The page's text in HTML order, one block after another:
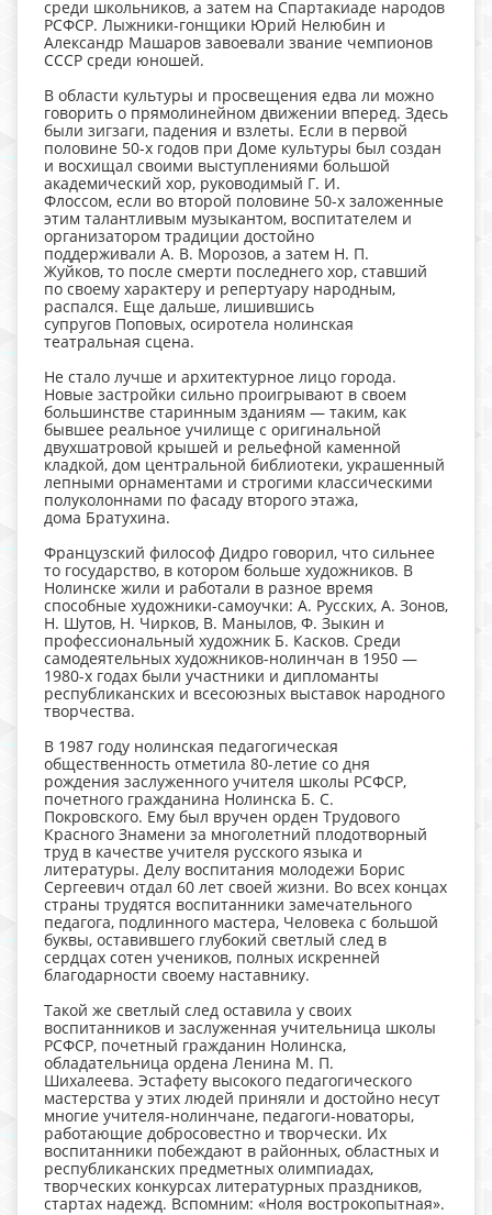
среди школьников, а затем на Спартакиаде народов
РСФСР. Лыжники-гонщики Юрий Нелюбин и
Александр Машаров завоевали звание чемпионов
СССР среди юношей.
В области культуры и просвещения едва ли можно
говорить о прямолинейном движении вперед. Здесь
были зигзаги, падения и взлеты. Если в первой
половине 50-х годов при Доме культуры был создан
и восхищал своими выступлениями большой
академический хор, руководимый Г. И.
Флоссом, если во второй половине 50-х заложенные
этим талантливым музыкантом, воспитателем и
организатором традиции достойно
поддерживали А. В. Морозов, а затем Н. П.
Жуйков, то после смерти последнего хор, ставший
по своему характеру и репертуару народным,
распался. Еще дальше, лишившись
супругов Поповых, осиротела нолинская
театральная сцена.
Не стало лучше и архитектурное лицо города.
Новые застройки сильно проигрывают в своем
большинстве старинным зданиям — таким, как
бывшее реальное училище с оригинальной
двухшатровой крышей и рельефной каменной
кладкой, дом центральной библиотеки, украшенный
лепными орнаментами и строгими классическими
полуколоннами по фасаду второго этажа,
дома Братухина.
Французский философ Дидро говорил, что сильнее
то государство, в котором больше художников. В
Нолинске жили и работали в разное время
способные художники-самоучки: А. Русских, А. Зонов,
Н. Шутов, Н. Чирков, В. Манылов, Ф. Зыкин и
профессиональный художник Б. Касков. Среди
самодеятельных художников-нолинчан в 1950 —
1980-х годах были участники и дипломанты
республиканских и всесоюзных выставок народного
творчества.
В 1987 году нолинская педагогическая
общественность отметила 80-летие со дня
рождения заслуженного учителя школы РСФСР,
почетного гражданина Нолинска Б. С.
Покровского. Ему был вручен орден Трудового
Красного Знамени за многолетний плодотворный
труд в качестве учителя русского языка и
литературы. Делу воспитания молодежи Борис
Сергеевич отдал 60 лет своей жизни. Во всех концах
страны трудятся воспитанники замечательного
педагога, подлинного мастера, Человека с большой
буквы, оставившего глубокий светлый след в
сердцах сотен учеников, полных искренней
благодарности своему наставнику.
Такой же светлый след оставила у своих
воспитанников и заслуженная учительница школы
РСФСР, почетный гражданин Нолинска,
обладательница ордена Ленина М. П.
Шихалеева. Эстафету высокого педагогического
мастерства у этих людей приняли и достойно несут
многие учителя-нолинчане, педагоги-новаторы,
работающие добросовестно и творчески. Их
воспитанники побеждают в районных, областных и
республиканских предметных олимпиадах,
творческих конкурсах литературных праздников,
стартах надежд. Вспомним: «Ноля вострокопытная».